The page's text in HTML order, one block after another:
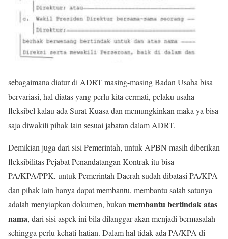
sebagaimana diatur di ADRT masing-masing Badan Usaha bisa
bervariasi, hal diatas yang perlu kita cermati, pelaku usaha
fleksibel kalau ada Surat Kuasa dan memungkinkan maka ya bisa
saja diwakili pihak lain sesuai jabatan dalam ADRT.
Demikian juga dari sisi Pemerintah, untuk APBN masih diberikan
fleksibilitas Pejabat Penandatangan Kontrak itu bisa
PA/KPA/PPK, untuk Pemerintah Daerah sudah dibatasi PA/KPA
dan pihak lain hanya dapat membantu, membantu salah satunya
adalah menyiapkan dokumen, bukan membantu bertindak atas
nama, dari sisi aspek ini bila dilanggar akan menjadi bermasalah
sehingga perlu kehati-hatian. Dalam hal tidak ada PA/KPA di